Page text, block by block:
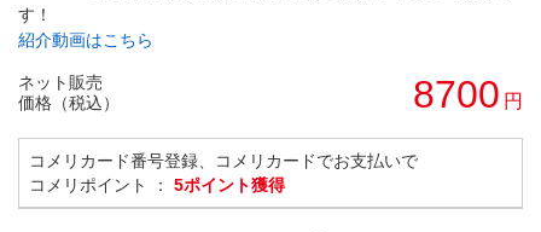
す！
紹介動画はこちら
ネット販売
価格（税込）
8700 円
コメリカード番号登録、コメリカードでお支払いで
コメリポイント ： 5ポイント獲得